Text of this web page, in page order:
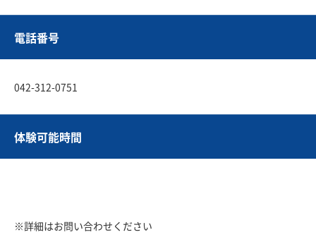
電話番号
042-312-0751
体験可能時間
※詳細はお問い合わせください